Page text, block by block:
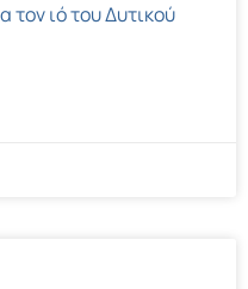
ιό του Δυτικού